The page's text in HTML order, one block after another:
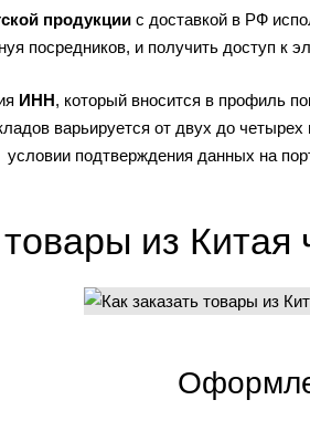
продукции с доставкой в РФ
посредников, и получить доступ к
ИНН, который вносится в профиль
варьируется от двух до
условии подтверждения данных на
товары из